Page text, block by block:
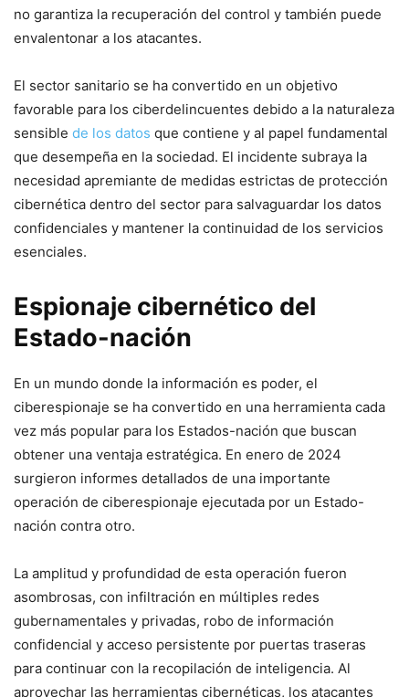
no garantiza la recuperación del control y​ también puede
envalentonar a los atacantes.
El sector sanitario se ha convertido en un ⁣objetivo
favorable‍ para los ciberdelincuentes debido a la naturaleza⁢
sensible de los datos que contiene y ⁤al papel fundamental
que desempeña en la sociedad. El incidente subraya la
necesidad apremiante de ​medidas estrictas de protección⁤
cibernética dentro del sector para salvaguardar los datos
confidenciales y mantener la continuidad de los servicios
esenciales.
Espionaje cibernético del
Estado-nación
En un mundo donde la información es ‌poder, el
ciberespionaje se ha convertido‌ en una herramienta⁣ cada
vez más popular para los Estados-nación que buscan
obtener una⁣ ventaja estratégica. En enero de⁢ 2024
surgieron informes detallados de una importante
operación de⁣ ciberespionaje ejecutada por un Estado-
nación contra otro.
La amplitud y profundidad​ de esta operación fueron
asombrosas, con infiltración en‌ múltiples redes
gubernamentales y privadas, robo⁤ de información
confidencial y acceso ⁢persistente por puertas⁣ traseras
para ⁣continuar con la recopilación de inteligencia. Al
aprovechar las herramientas cibernéticas, los⁢ atacantes